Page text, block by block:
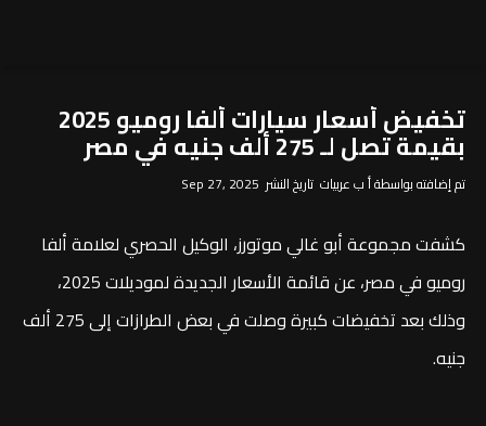
تخفيض أسعار سيارات ألفا روميو 2025
بقيمة تصل لـ 275 ألف جنيه في مصر
تم إضافته بواسطة أ ب عربيات تاريخ النشر Sep 27, 2025
كشفت مجموعة أبو غالي موتورز، الوكيل الحصري لعلامة ألفا
روميو في مصر، عن قائمة الأسعار الجديدة لموديلات 2025،
وذلك بعد تخفيضات كبيرة وصلت في بعض الطرازات إلى 275 ألف
جنيه.